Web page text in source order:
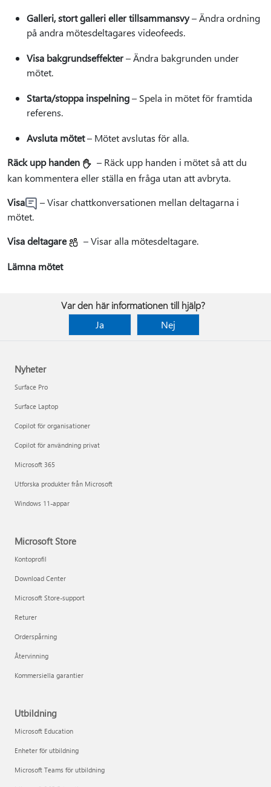
Galleri, stort galleri eller tillsammansvy– Ändra ordning
på andra mötesdeltagares videofeeds.
Visa bakgrundseffekter– Ändra bakgrunden under
mötet.
Starta/stoppa inspelning– Spela in mötet för framtida
referens.
Avsluta mötet– Mötet avslutas för alla.
Räck upp handen
– Räck upp handen i mötet så att du
kan kommentera eller ställa en fråga utan att avbryta.
Visa
– Visar chattkonversationen mellan deltagarna i
mötet.
Visa deltagare
– Visar alla mötesdeltagare.
Lämna mötet
Var den här informationen till hjälp?
Ja
Nej
Nyheter
Surface Pro
Surface Laptop
Copilot för organisationer
Copilot för användning privat
Microsoft 365
Utforska produkter från Microsoft
Windows 11-appar
Microsoft Store
Kontoprofil
Download Center
Microsoft Store-support
Returer
Orderspårning
Återvinning
Kommersiella garantier
Utbildning
Microsoft Education
Enheter för utbildning
Microsoft Teams för utbildning